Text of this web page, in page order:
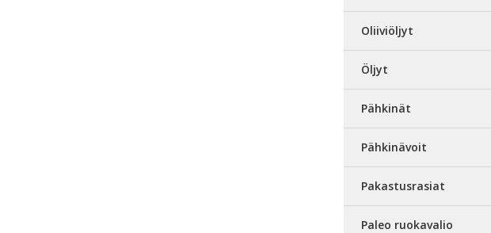
Oliiviöljyt
Öljyt
Pähkinät
Pähkinävoit
Pakastusrasiat
Paleo ruokavalio